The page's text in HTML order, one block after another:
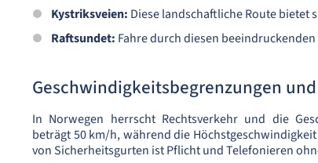
Kystriksveien: Diese landschaftliche Route bietet
Raftsundet: Fahre durch diesen
Geschwindigkeitsbegrenzungen
In Norwegen herrscht Rechtsverkehr und die
beträgt 50 km/h, während die
von Sicherheitsgurten ist Pflicht und Telefonieren